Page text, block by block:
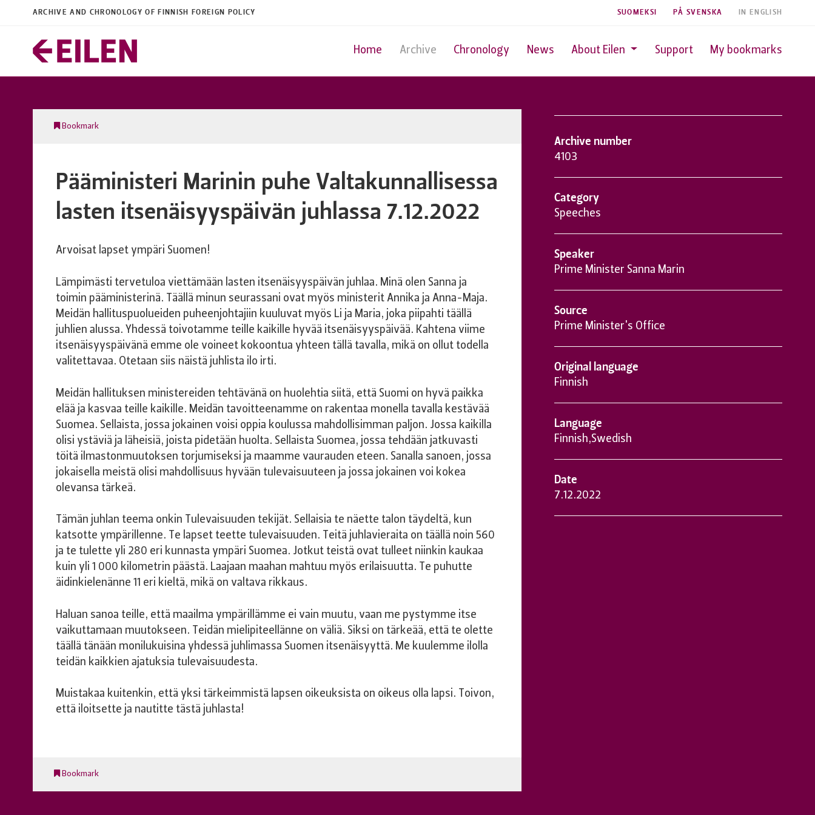
ARCHIVE AND CHRONOLOGY OF FINNISH FOREIGN POLICY SUOMEKSI PÅ SVENSKA IN ENGLISH
Home Archive Chronology News About Eilen Support My bookmarks
Bookmark
Pääministeri Marinin puhe Valtakunnallisessa
lasten itsenäisyyspäivän juhlassa 7.12.2022
Arvoisat lapset ympäri Suomen!
Lämpimästi tervetuloa viettämään lasten itsenäisyyspäivän juhlaa. Minä olen Sanna ja
toimin pääministerinä. Täällä minun seurassani ovat myös ministerit Annika ja Anna-Maja.
Meidän hallituspuolueiden puheenjohtajiin kuuluvat myös Li ja Maria, joka piipahti täällä
juhlien alussa. Yhdessä toivotamme teille kaikille hyvää itsenäisyyspäivää. Kahtena viime
itsenäisyyspäivänä emme ole voineet kokoontua yhteen tällä tavalla, mikä on ollut todella
valitettavaa. Otetaan siis näistä juhlista ilo irti.
Meidän hallituksen ministereiden tehtävänä on huolehtia siitä, että Suomi on hyvä paikka
elää ja kasvaa teille kaikille. Meidän tavoitteenamme on rakentaa monella tavalla kestävää
Suomea. Sellaista, jossa jokainen voisi oppia koulussa mahdollisimman paljon. Jossa kaikilla
olisi ystäviä ja läheisiä, joista pidetään huolta. Sellaista Suomea, jossa tehdään jatkuvasti
töitä ilmastonmuutoksen torjumiseksi ja maamme vaurauden eteen. Sanalla sanoen, jossa
jokaisella meistä olisi mahdollisuus hyvään tulevaisuuteen ja jossa jokainen voi kokea
olevansa tärkeä.
Tämän juhlan teema onkin Tulevaisuuden tekijät. Sellaisia te näette talon täydeltä, kun
katsotte ympärillenne. Te lapset teette tulevaisuuden. Teitä juhlavieraita on täällä noin 560
ja te tulette yli 280 eri kunnasta ympäri Suomea. Jotkut teistä ovat tulleet niinkin kaukaa
kuin yli 1 000 kilometrin päästä. Laajaan maahan mahtuu myös erilaisuutta. Te puhutte
äidinkielenänne 11 eri kieltä, mikä on valtava rikkaus.
Haluan sanoa teille, että maailma ympärillämme ei vain muutu, vaan me pystymme itse
vaikuttamaan muutokseen. Teidän mielipiteellänne on väliä. Siksi on tärkeää, että te olette
täällä tänään monilukuisina yhdessä juhlimassa Suomen itsenäisyyttä. Me kuulemme ilolla
teidän kaikkien ajatuksia tulevaisuudesta.
Muistakaa kuitenkin, että yksi tärkeimmistä lapsen oikeuksista on oikeus olla lapsi. Toivon,
että iloitsette ja nautitte tästä juhlasta!
Bookmark
Archive number
4103
Category
Speeches
Speaker
Prime Minister Sanna Marin
Source
Prime Minister's Office
Original language
Finnish
Language
Finnish,Swedish
Date
7.12.2022